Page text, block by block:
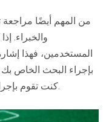
من المهم أيضًا مراجعة
والخبراء.
المستخدمين، فهذا
بإجراء البحث الخاص بك
كنت تقوم بإجراء مراهنات باستخدام الأموال الحقيقية.